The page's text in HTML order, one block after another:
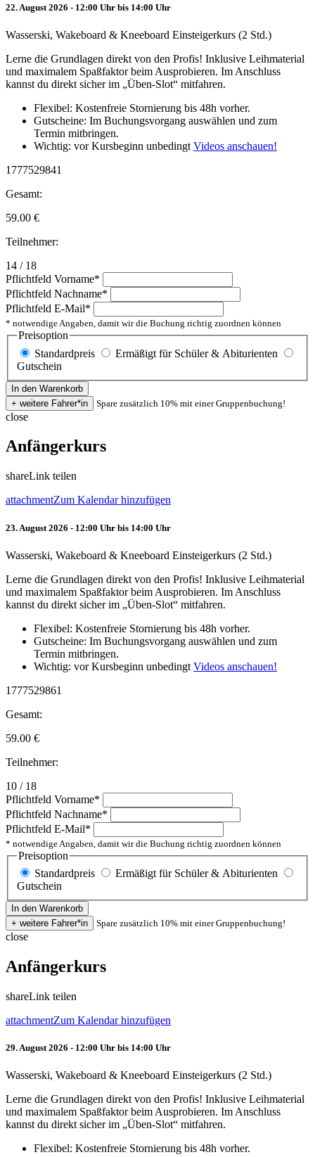
22. August 2026 - 12:00 Uhr bis 14:00 Uhr
Wasserski, Wakeboard & Kneeboard Einsteigerkurs (2 Std.)
Lerne die Grundlagen direkt von den Profis! Inklusive Leihmaterial
und maximalem Spaßfaktor beim Ausprobieren. Im Anschluss
kannst du direkt sicher im „Üben-Slot“ mitfahren.
Flexibel: Kostenfreie Stornierung bis 48h vorher.
Gutscheine: Im Buchungsvorgang auswählen und zum
Termin mitbringen.
Wichtig: vor Kursbeginn unbedingt Videos anschauen!
1777529841
Gesamt:
59.00 €
Teilnehmer:
14 / 18
Pflichtfeld Vorname*
Pflichtfeld Nachname*
Pflichtfeld E-Mail*
* notwendige Angaben, damit wir die Buchung richtig zuordnen können
Preisoption
Standardpreis
Ermäßigt für Schüler & Abiturienten
Gutschein
Spare zusätzlich 10% mit einer Gruppenbuchung!
close
Anfängerkurs
shareLink teilen
attachmentZum Kalendar hinzufügen
23. August 2026 - 12:00 Uhr bis 14:00 Uhr
Wasserski, Wakeboard & Kneeboard Einsteigerkurs (2 Std.)
Lerne die Grundlagen direkt von den Profis! Inklusive Leihmaterial
und maximalem Spaßfaktor beim Ausprobieren. Im Anschluss
kannst du direkt sicher im „Üben-Slot“ mitfahren.
Flexibel: Kostenfreie Stornierung bis 48h vorher.
Gutscheine: Im Buchungsvorgang auswählen und zum
Termin mitbringen.
Wichtig: vor Kursbeginn unbedingt Videos anschauen!
1777529861
Gesamt:
59.00 €
Teilnehmer:
10 / 18
Pflichtfeld Vorname*
Pflichtfeld Nachname*
Pflichtfeld E-Mail*
* notwendige Angaben, damit wir die Buchung richtig zuordnen können
Preisoption
Standardpreis
Ermäßigt für Schüler & Abiturienten
Gutschein
Spare zusätzlich 10% mit einer Gruppenbuchung!
close
Anfängerkurs
shareLink teilen
attachmentZum Kalendar hinzufügen
29. August 2026 - 12:00 Uhr bis 14:00 Uhr
Wasserski, Wakeboard & Kneeboard Einsteigerkurs (2 Std.)
Lerne die Grundlagen direkt von den Profis! Inklusive Leihmaterial
und maximalem Spaßfaktor beim Ausprobieren. Im Anschluss
kannst du direkt sicher im „Üben-Slot“ mitfahren.
Flexibel: Kostenfreie Stornierung bis 48h vorher.